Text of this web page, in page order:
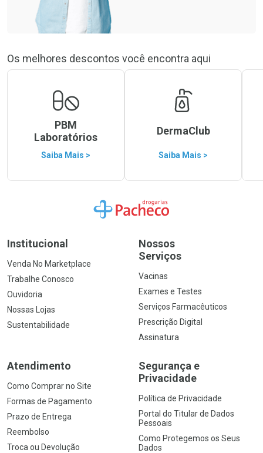
Os melhores descontos você encontra aqui
PBM
Laboratórios
Saiba Mais >
DermaClub
Saiba Mais >
Ir para a Home
Institucional
Venda No Marketplace
Trabalhe Conosco
Ouvidoria
Nossas Lojas
Sustentabilidade
Nossos
Serviços
Vacinas
Exames e Testes
Serviços Farmacêuticos
Prescrição Digital
Assinatura
Atendimento
Como Comprar no Site
Formas de Pagamento
Prazo de Entrega
Reembolso
Troca ou Devolução
Segurança e
Privacidade
Política de Privacidade
Portal do Titular de Dados
Pessoais
Como Protegemos os Seus
Dados